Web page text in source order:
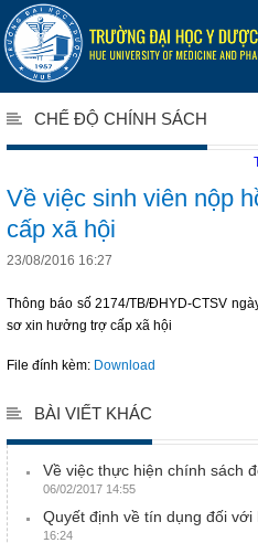
CHẾ ĐỘ CHÍNH SÁCH
Về việc sinh viên nộp
cấp xã hội
23/08/2016 16:27
Thông báo số 2174/TB/ĐHYD-CTSV
sơ xin hưởng trợ cấp xã hội
File đính kèm: Download
BÀI VIẾT KHÁC
Về việc thực hiện chính sách
06/02/2017 14:55
Quyết định về tín dụng đối với
16:24